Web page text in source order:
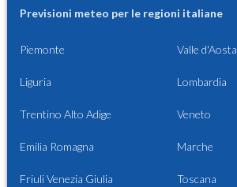
Previsioni meteo per le regioni italiane
Piemonte Valle d'Aosta
Liguria Lombardia
Trentino Alto Adige Veneto
Emilia Romagna Marche
Friuli Venezia Giulia Toscana